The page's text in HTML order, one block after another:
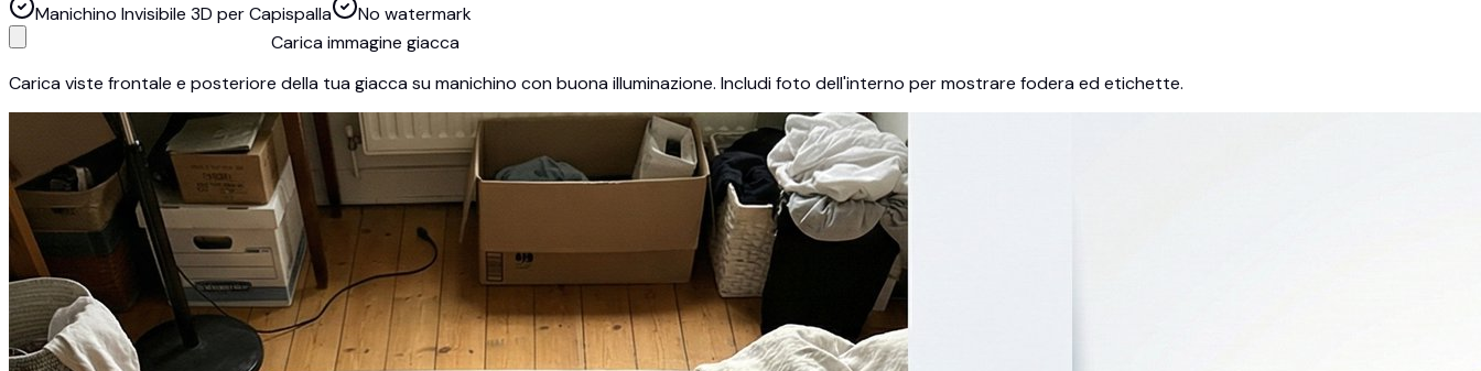
Manichino Invisibile 3D per Capispalla
No watermark
Carica immagine giacca
Carica viste frontale e posteriore della tua giacca su manichino con buona illuminazione. Includi foto dell'interno per mostrare fodera ed etichette.